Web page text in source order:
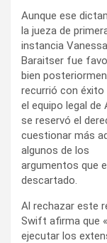
Aunque ese
la jueza de
instancia Vanessa
Baraitser fue
bien
recurrió con éxito
el equipo legal de
se reservó el
cuestionar más
algunos de los
argumentos que
descartado.
Al rechazar este
Swift afirma que
ejecutar los